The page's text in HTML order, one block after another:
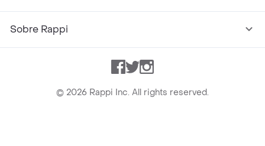
Sobre Rappi
Facebook
TwitterInstagram
© 2026 Rappi Inc. All rights reserved.